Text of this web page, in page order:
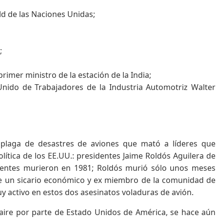
de las Naciones Unidas;
ministro de la estación de la India;
de Trabajadores de la Industria Automotriz Walter
de desastres de aviones que mató a líderes que
de los EE.UU.: presidentes Jaime Roldós Aguilera de
murieron en 1981; Roldós murió sólo unos meses
sicario económico y ex miembro de la comunidad de
activo en estos dos asesinatos voladuras de avión.
por parte de Estado Unidos de América, se hace aún